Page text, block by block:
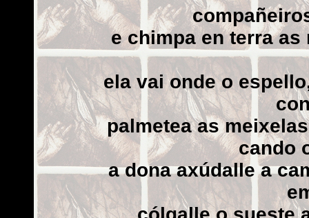
e chimpa en terra
ela vai onde o
palmetea as
cando
a dona axúdalle a